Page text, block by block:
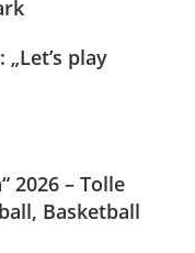
play
2026 – Tolle
Basketball